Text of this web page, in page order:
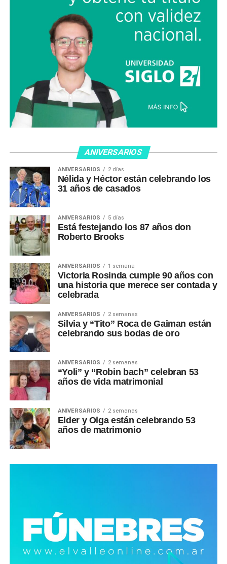
ANIVERSARIOS
ANIVERSARIOS 2 días
Nélida y Héctor están celebrando los
31 años de casados
ANIVERSARIOS 5 días
Está festejando los 87 años don
Roberto Brooks
ANIVERSARIOS 1 semana
Victoria Rosinda cumple 90 años con
una historia que merece ser contada y
celebrada
ANIVERSARIOS 2 semanas
Silvia y “Tito” Roca de Gaiman están
celebrando sus bodas de oro
ANIVERSARIOS 2 semanas
“Yoli” y “Robin bach” celebran 53
años de vida matrimonial
ANIVERSARIOS 2 semanas
Elder y Olga están celebrando 53
años de matrimonio